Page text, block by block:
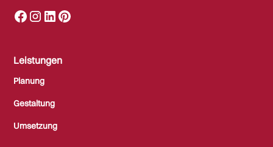
Leistungen
Planung
Gestaltung
Umsetzung